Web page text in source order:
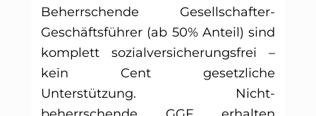
Beherrschende Gesellschafter-
Geschäftsführer (ab 50% Anteil) sind
komplett sozialversicherungsfrei –
kein Cent gesetzliche
Unterstützung. Nicht-